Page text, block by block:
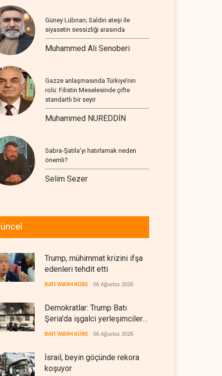
Güney Lübnan; Saldırı ateşi ile
siyasetin sessizliği arasında
Muhammed Ali Senoberi
Gazze anlaşmasında Türkiye’nin
rolü: Filistin Meselesinde çifte
standartlı bir seyir
Muhammed NUREDDİN
Sabra-Şatila’yı hatırlamak neden
önemli?
Selim Sezer
Trump, mühimmat krizini ifşa
edenleri tehdit etti
BATI YARIM KÜRE 06 Ağustos 2026
Demokratlar: Trump Batı
Şeria'da işgalci yerleşimcilere
cezasızlık sağladı
BATI YARIM KÜRE 06 Ağustos 2026
İsrail, beyin göçünde rekora
koşuyor